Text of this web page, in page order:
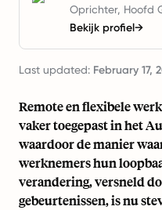
Oprichter, Hoofd
Bekijk profiel→
Last updated: February 17,
Remote en flexibele
vaker toegepast in het
waardoor de manier
werknemers hun
verandering, versneld
gebeurtenissen, is nu